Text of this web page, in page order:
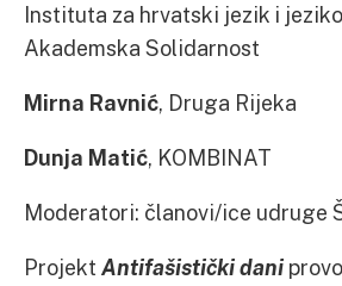
Instituta za hrvatski jezik i
Akademska Solidarnost
Mirna Ravnić, Druga Rijeka
Dunja Matić, KOMBINAT
Moderatori: članovi/ice udruge
Projekt Antifašistički dani